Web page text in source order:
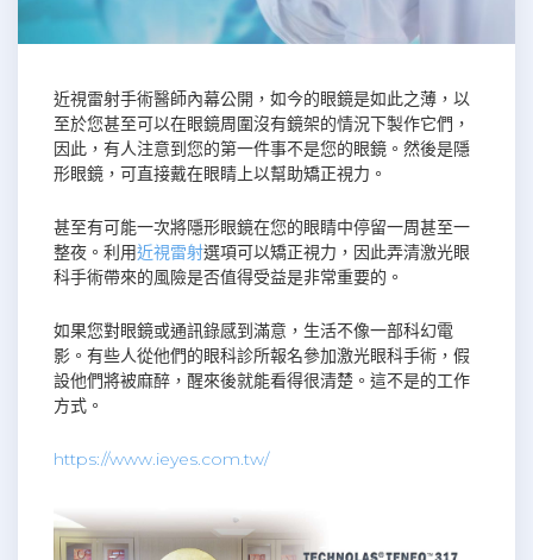
近視雷射手術醫師內幕公開，如今的眼鏡是如此之薄，以
至於您甚至可以在眼鏡周圍沒有鏡架的情況下製作它們，
因此，有人注意到您的第一件事不是您的眼鏡。然後是隱
形眼鏡，可直接戴在眼睛上以幫助矯正視力。
甚至有可能一次將隱形眼鏡在您的眼睛中停留一周甚至一
整夜。利用近視雷射選項可以矯正視力，因此弄清激光眼
科手術帶來的風險是否值得受益是非常重要的。
如果您對眼鏡或通訊錄感到滿意，生活不像一部科幻電
影。有些人從他們的眼科診所報名參加激光眼科手術，假
設他們將被麻醉，醒來後就能看得很清楚。這不是的工作
方式。
https://www.ieyes.com.tw/